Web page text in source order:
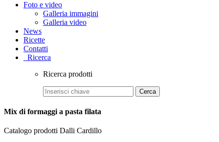
Foto e video
Galleria immagini
Galleria video
News
Ricette
Contatti
Ricerca
Ricerca prodotti
Cerca
Mix di formaggi a pasta filata
Catalogo prodotti Dalli Cardillo